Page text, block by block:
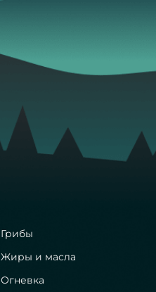
Грибы
Жиры и масла
Огневка